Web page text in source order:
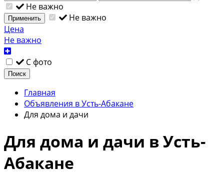
Не важно
Применить
Не важно
Цена
Не важно
С фото
Поиск
Главная
Объявления в Усть-Абакане
Для дома и дачи
Для дома и дачи в Усть-
Абакане